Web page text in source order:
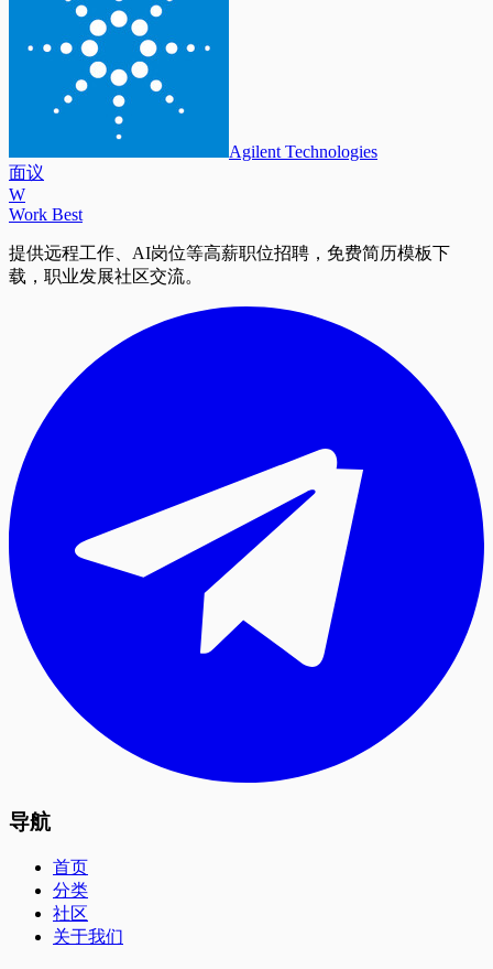
Agilent Technologies
面议
W
Work Best
提供远程工作、AI岗位等高薪职位招聘，免费简历模板下
载，职业发展社区交流。
导航
首页
分类
社区
关于我们